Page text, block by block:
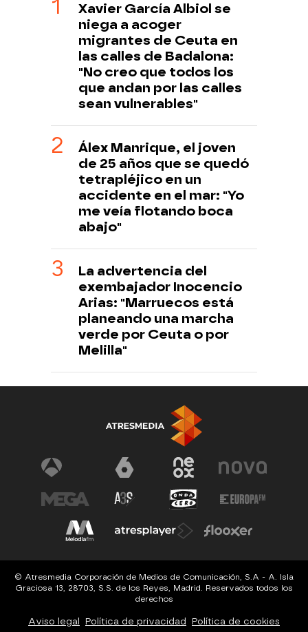
Xavier García Albiol se
niega a acoger
migrantes de Ceuta en
las calles de Badalona:
"No creo que todos los
que andan por las calles
sean vulnerables"
Álex Manrique, el joven
de 25 años que se quedó
tetrapléjico en un
accidente en el mar: "Yo
me veía flotando boca
abajo"
La advertencia del
exembajador Inocencio
Arias: "Marruecos está
planeando una marcha
verde por Ceuta o por
Melilla"
© Atresmedia Corporación de Medios de Comunicación, S.A - A. Isla
Graciosa 13, 28703, S.S. de los Reyes, Madrid. Reservados todos los
derechos
Aviso legal Política de privacidad Política de cookies